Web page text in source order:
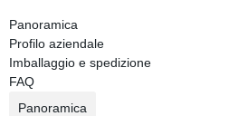
Panoramica
Profilo aziendale
Imballaggio e spedizione
FAQ
Panoramica